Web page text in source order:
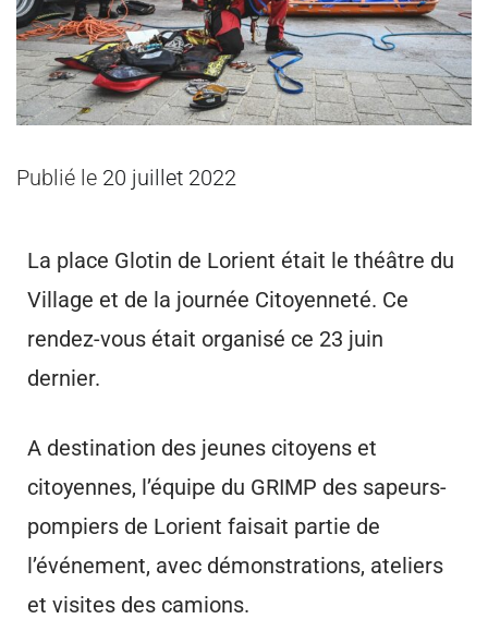
Publié le 20 juillet 2022
La place Glotin de Lorient était le théâtre du
Village et de la journée Citoyenneté. Ce
rendez-vous était organisé ce 23 juin
dernier.
A destination des jeunes citoyens et
citoyennes, l’équipe du GRIMP des sapeurs-
pompiers de Lorient faisait partie de
l’événement, avec démonstrations, ateliers
et visites des camions.